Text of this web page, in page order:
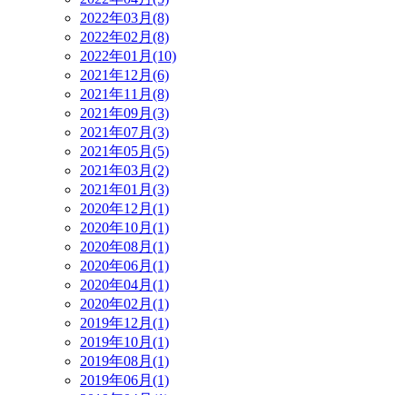
2022年03月(8)
2022年02月(8)
2022年01月(10)
2021年12月(6)
2021年11月(8)
2021年09月(3)
2021年07月(3)
2021年05月(5)
2021年03月(2)
2021年01月(3)
2020年12月(1)
2020年10月(1)
2020年08月(1)
2020年06月(1)
2020年04月(1)
2020年02月(1)
2019年12月(1)
2019年10月(1)
2019年08月(1)
2019年06月(1)